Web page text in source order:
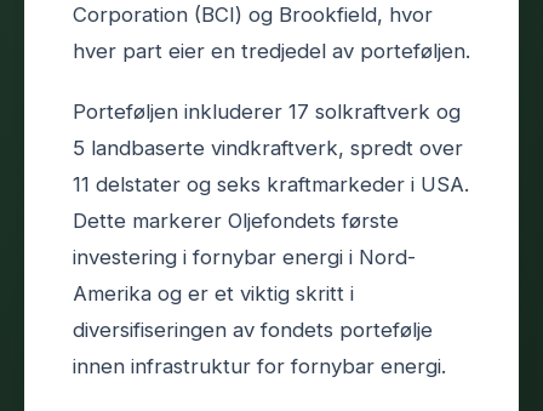
Corporation (BCI) og Brookfield, hvor
hver part eier en tredjedel av porteføljen.
Porteføljen inkluderer 17 solkraftverk og
5 landbaserte vindkraftverk, spredt over
11 delstater og seks kraftmarkeder i USA.
Dette markerer Oljefondets første
investering i fornybar energi i Nord-
Amerika og er et viktig skritt i
diversifiseringen av fondets portefølje
innen infrastruktur for fornybar energi.